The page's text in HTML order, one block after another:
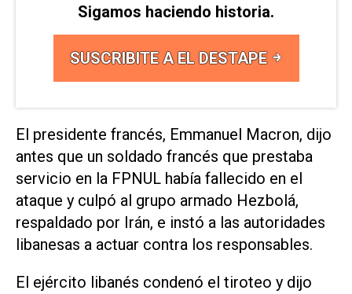
Sigamos haciendo historia.
SUSCRIBITE A EL DESTAPE
El presidente francés, Emmanuel Macron, dijo
antes que un soldado francés ​que ‌prestaba
servicio en la FPNUL había fallecido en el
ataque y culpó al grupo armado Hezbolá,
respaldado por Irán, e instó ⁠a las autoridades
libanesas a actuar contra los responsables.
El ejército libanés condenó el tiroteo y dijo